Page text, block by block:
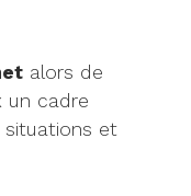
alors de
un cadre
situations et